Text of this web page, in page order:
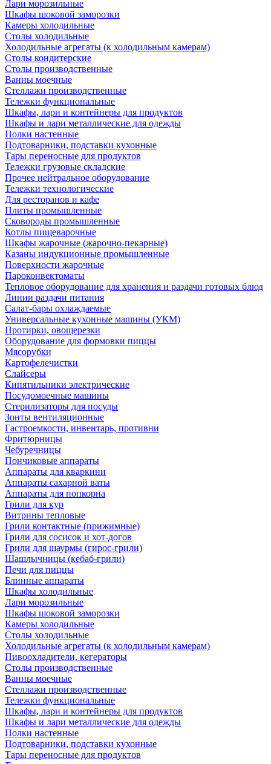
Лари морозильные
Шкафы шоковой заморозки
Камеры холодильные
Столы холодильные
Холодильные агрегаты (к холодильным камерам)
Столы кондитерские
Столы производственные
Ванны моечные
Стеллажи производственные
Тележки функциональные
Шкафы, лари и контейнеры для продуктов
Шкафы и лари металлические для одежды
Полки настенные
Подтоварники, подставки кухонные
Тары переносные для продуктов
Тележки грузовые складские
Прочее нейтральное оборудование
Тележки технологические
Для ресторанов и кафе
Плиты промышленные
Сковороды промышленные
Котлы пищеварочные
Шкафы жарочные (жарочно-пекарные)
Казаны индукционные промышленные
Поверхности жарочные
Пароконвектоматы
Тепловое оборудование для хранения и раздачи готовых блюд
Линии раздачи питания
Салат-бары охлаждаемые
Универсальные кухонные машины (УКМ)
Протирки, овощерезки
Оборудование для формовки пиццы
Мясорубки
Картофелечистки
Слайсеры
Кипятильники электрические
Посудомоечные машины
Стерилизаторы для посуды
Зонты вентиляционные
Гастроемкости, инвентарь, противни
Фритюрницы
Чебуречницы
Пончиковые аппараты
Аппараты для кваркини
Аппараты сахарной ваты
Аппараты для попкорна
Грили для кур
Витрины тепловые
Грили контактные (прижимные)
Грили для сосисок и хот-догов
Грили для шаурмы (гирос-грили)
Шашлычницы (кебаб-грили)
Печи для пиццы
Блинные аппараты
Шкафы холодильные
Лари морозильные
Шкафы шоковой заморозки
Камеры холодильные
Столы холодильные
Холодильные агрегаты (к холодильным камерам)
Пивоохладители, кегераторы
Столы производственные
Ванны моечные
Стеллажи производственные
Тележки функциональные
Шкафы, лари и контейнеры для продуктов
Шкафы и лари металлические для одежды
Полки настенные
Подтоварники, подставки кухонные
Тары переносные для продуктов